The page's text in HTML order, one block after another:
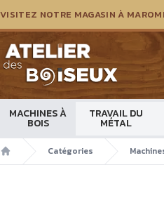
VISITEZ NOTRE MAGASIN À
Atelier des boiseux
MACHINES À
BOIS
TRAVAIL DU
MÉTAL
Accueil
Catégories